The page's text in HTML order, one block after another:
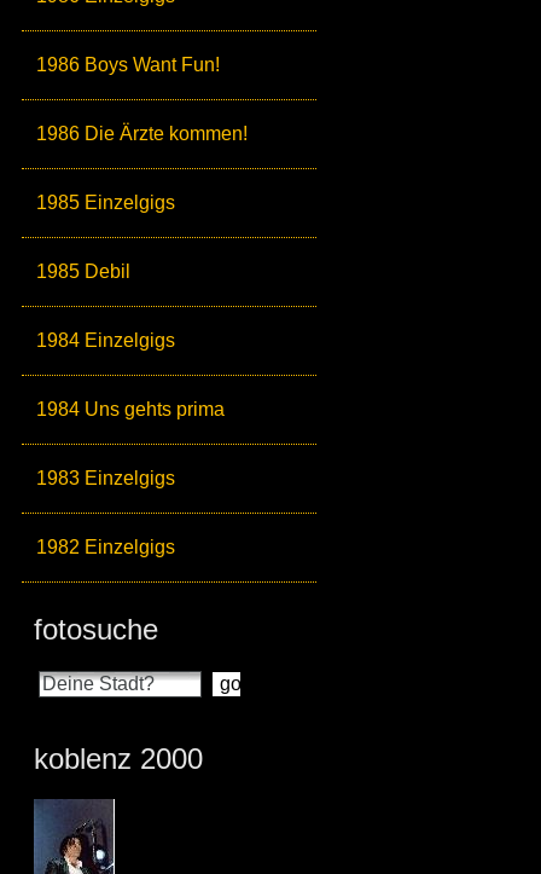
1986 Boys Want Fun!
1986 Die Ärzte kommen!
1985 Einzelgigs
1985 Debil
1984 Einzelgigs
1984 Uns gehts prima
1983 Einzelgigs
1982 Einzelgigs
fotosuche
koblenz 2000